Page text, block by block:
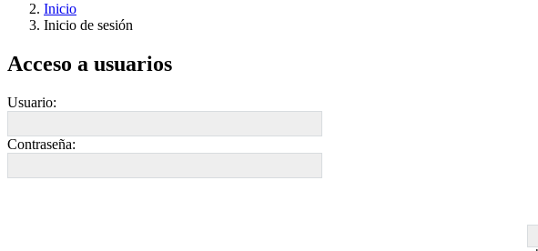
Inicio
Inicio de sesión
Acceso a usuarios
Usuario:
Contraseña: